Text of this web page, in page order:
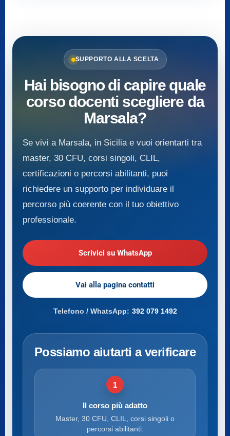
SUPPORTO ALLA SCELTA
Hai bisogno di capire quale
corso docenti scegliere da
Marsala?
Se vivi a Marsala, in Sicilia e vuoi orientarti tra
master, 30 CFU, corsi singoli, CLIL,
certificazioni o percorsi abilitanti, puoi
richiedere un supporto per individuare il
percorso più coerente con il tuo obiettivo
professionale.
Scrivici su WhatsApp
Vai alla pagina contatti
Telefono / WhatsApp: 392 079 1492
Possiamo aiutarti a verificare
1
Il corso più adatto
Master, 30 CFU, CLIL, corsi singoli o
percorsi abilitanti.